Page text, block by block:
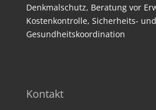
Denkmalschutz, Beratung vor
Kostenkontrolle, Sicherheits- und
Gesundheitskoordination
Kontakt